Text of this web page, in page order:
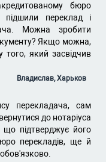
бюро
підшили переклад і
Можна зробити
Якщо можна,
того, який засвідчив
Владислав, Харьков
перекладача, сам
до нотаріуса
що підтверджує його
перекладів, ще й